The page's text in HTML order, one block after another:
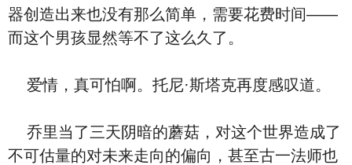
器创造出来也没有那么简单，需要花费时间——
而这个男孩显然等不了这么久了。
爱情，真可怕啊。托尼·斯塔克再度感叹道。
乔里当了三天阴暗的蘑菇，对这个世界造成了
不可估量的对未来走向的偏向，甚至古一法师也